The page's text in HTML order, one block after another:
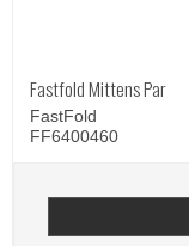
Fastfold Mittens Par
FastFold
FF6400460